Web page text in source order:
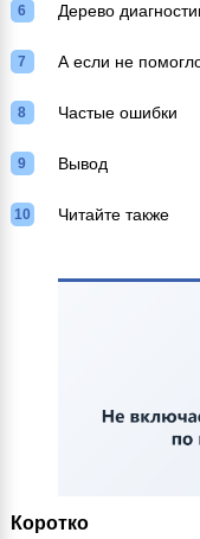
Дерево
А если не
Частые ошибки
Вывод
Читайте также
Коротко